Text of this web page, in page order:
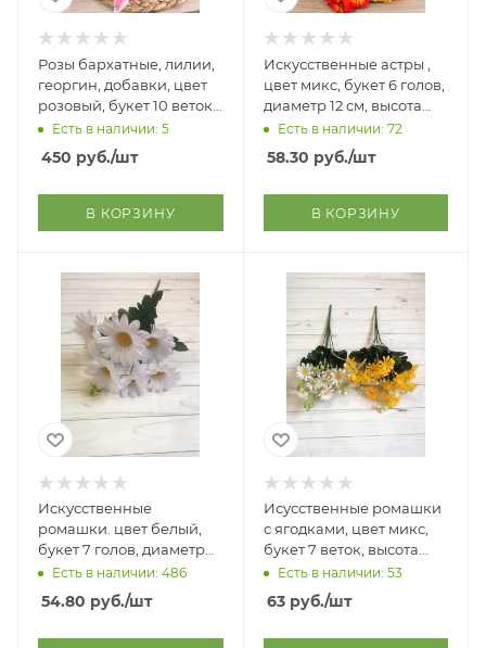
Розы бархатные, лилии,
георгин, добавки, цвет
розовый, букет 10 веток,
высота букета 52 см
Есть в наличии: 5
450 руб./шт
В КОРЗИНУ
Искусственные астры ,
цвет микс, букет 6 голов,
диаметр 12 см, высота
букета 43 см
Есть в наличии: 72
58.30 руб./шт
В КОРЗИНУ
Искусственные
ромашки. цвет белый,
букет 7 голов, диаметр
ромашек 9 см, длина
букета 36 см
Есть в наличии: 486
54.80 руб./шт
Исусственные ромашки
с ягодками, цвет микс,
букет 7 веток, высота
букета 34 см, материал
пластик
Есть в наличии: 53
63руб./шт